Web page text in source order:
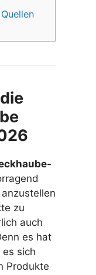
zu
auch
es hat
sich
Produkte